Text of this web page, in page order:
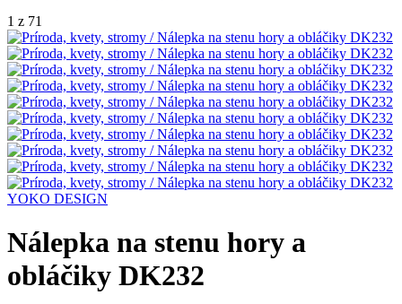
1 z 71
YOKO DESIGN
Nálepka na stenu hory a
obláčiky DK232